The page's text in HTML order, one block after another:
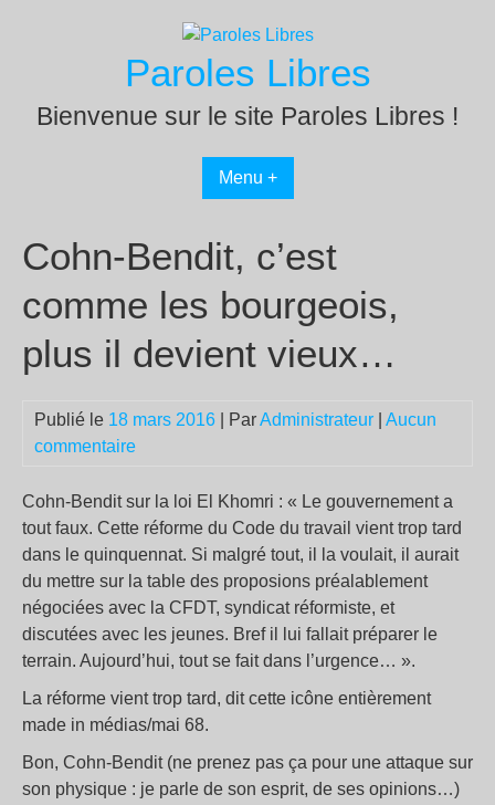
Paroles Libres
Bienvenue sur le site Paroles Libres !
Menu +
Cohn-Bendit, c’est
comme les bourgeois,
plus il devient vieux…
Publié le 18 mars 2016 | ParAdministrateur
Aucun
commentaire
Cohn-Bendit sur la loi El Khomri : « Le gouvernement a
tout faux. Cette réforme du Code du travail vient trop tard
dans le quinquennat. Si malgré tout, il la voulait, il aurait
du mettre sur la table des proposions préalablement
négociées avec la CFDT, syndicat réformiste, et
discutées avec les jeunes. Bref il lui fallait préparer le
terrain. Aujourd’hui, tout se fait dans l’urgence… ».
La réforme vient trop tard, dit cette icône entièrement
made in médias/mai 68.
Bon, Cohn-Bendit (ne prenez pas ça pour une attaque sur
son physique : je parle de son esprit, de ses opinions…)